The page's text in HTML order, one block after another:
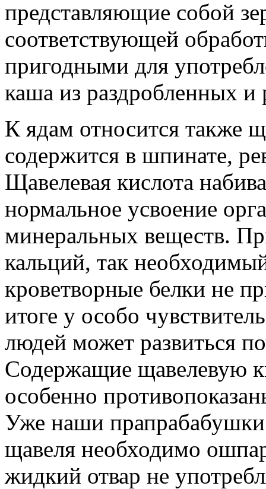
представляющие собой
соответствующей
пригодными для
каша из раздробленных и
К ядам относится также
содержится в шпинате,
Щавелевая кислота
нормальное усвоение
минеральных веществ.
кальций, так
кроветворные белки не
итоге у особо
людей может развиться
Содержащие щавелевую
особенно
Уже наши прапрабабушки
щавеля необходимо
жидкий отвар не